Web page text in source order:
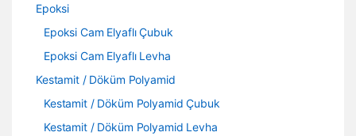
Epoksi
Epoksi Cam Elyaflı Çubuk
Epoksi Cam Elyaflı Levha
Kestamit / Döküm Polyamid
Kestamit / Döküm Polyamid Çubuk
Kestamit / Döküm Polyamid Levha